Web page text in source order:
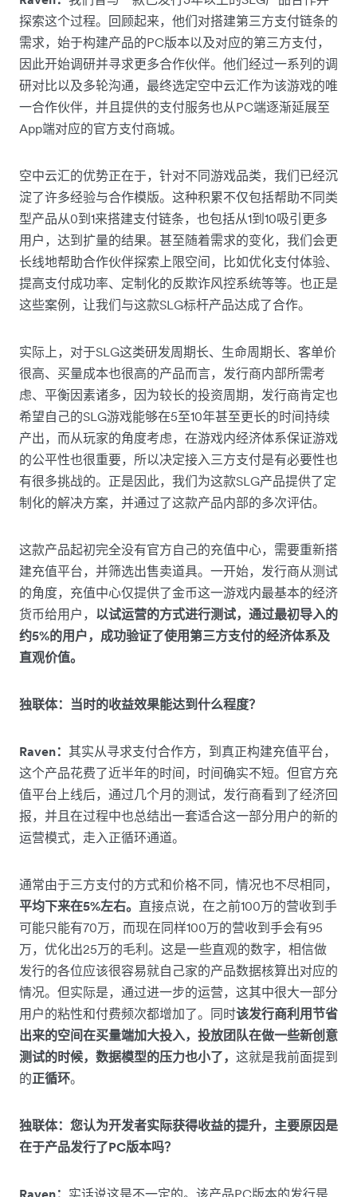
探索这个过程。回顾起来，他们对搭建第三方支付链条的
需求，始于构建产品的PC版本以及对应的第三方支付，
因此开始调研并寻求更多合作伙伴。他们经过一系列的调
研对比以及多轮沟通，最终选定空中云汇作为该游戏的唯
一合作伙伴，并且提供的支付服务也从PC端逐渐延展至
App端对应的官方支付商城。
空中云汇的优势正在于，针对不同游戏品类，我们已经沉
淀了许多经验与合作模版。这种积累不仅包括帮助不同类
型产品从0到1来搭建支付链条，也包括从1到10吸引更多
用户，达到扩量的结果。甚至随着需求的变化，我们会更
长线地帮助合作伙伴探索上限空间，比如优化支付体验、
提高支付成功率、定制化的反欺诈风控系统等等。也正是
这些案例，让我们与这款SLG标杆产品达成了合作。
实际上，对于SLG这类研发周期长、生命周期长、客单价
很高、买量成本也很高的产品而言，发行商内部所需考
虑、平衡因素诸多，因为较长的投资周期，发行商肯定也
希望自己的SLG游戏能够在5至10年甚至更长的时间持续
产出，而从玩家的角度考虑，在游戏内经济体系保证游戏
的公平性也很重要，所以决定接入三方支付是有必要性也
有很多挑战的。正是因此，我们为这款SLG产品提供了定
制化的解决方案，并通过了这款产品内部的多次评估。
这款产品起初完全没有官方自己的充值中心，需要重新搭
建充值平台，并筛选出售卖道具。一开始，发行商从测试
的角度，充值中心仅提供了金币这一游戏内最基本的经济
货币给用户， 以试运营的方式进行测试，通过最初导入的
约5%的用户，成功验证了使用第三方支付的经济体系及
直观价值。
独联体：当时的收益效果能达到什么程度？
Raven： 其实从寻求支付合作方，到真正构建充值平台，
这个产品花费了近半年的时间，时间确实不短。但官方充
值平台上线后，通过几个月的测试，发行商看到了经济回
报，并且在过程中也总结出一套适合这一部分用户的新的
运营模式，走入正循环通道。
通常由于三方支付的方式和价格不同，情况也不尽相同，
平均下来在5%左右。 直接点说，在之前100万的营收到手
可能只能有70万，而现在同样100万的营收到手会有95
万，优化出25万的毛利。这是一些直观的数字，相信做
发行的各位应该很容易就自己家的产品数据核算出对应的
情况。但实际是，通过进一步的运营，这其中很大一部分
用户的粘性和付费频次都增加了。同时该发行商利用节省
出来的空间在买量端加大投入，投放团队在做一些新创意
测试的时候，数据模型的压力也小了， 这就是我前面提到
的正循环。
独联体：您认为开发者实际获得收益的提升，主要原因是
在于产品发行了PC版本吗？